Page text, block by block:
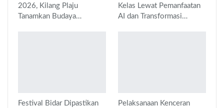
2026, Kilang Plaju
Tanamkan Budaya…
Kelas Lewat Pemanfaatan
AI dan Transformasi…
Festival Bidar Dipastikan
Pelaksanaan Kenceran